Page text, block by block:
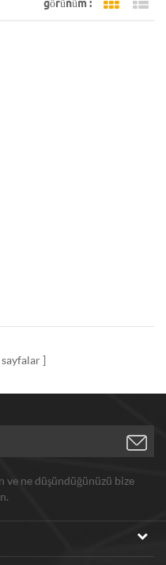
görünüm :
Grid
sayfalar
ve ne düşündüğünüzü bize